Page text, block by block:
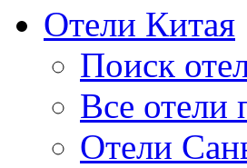
Отели Китая
Поиск
Все отели
Отели